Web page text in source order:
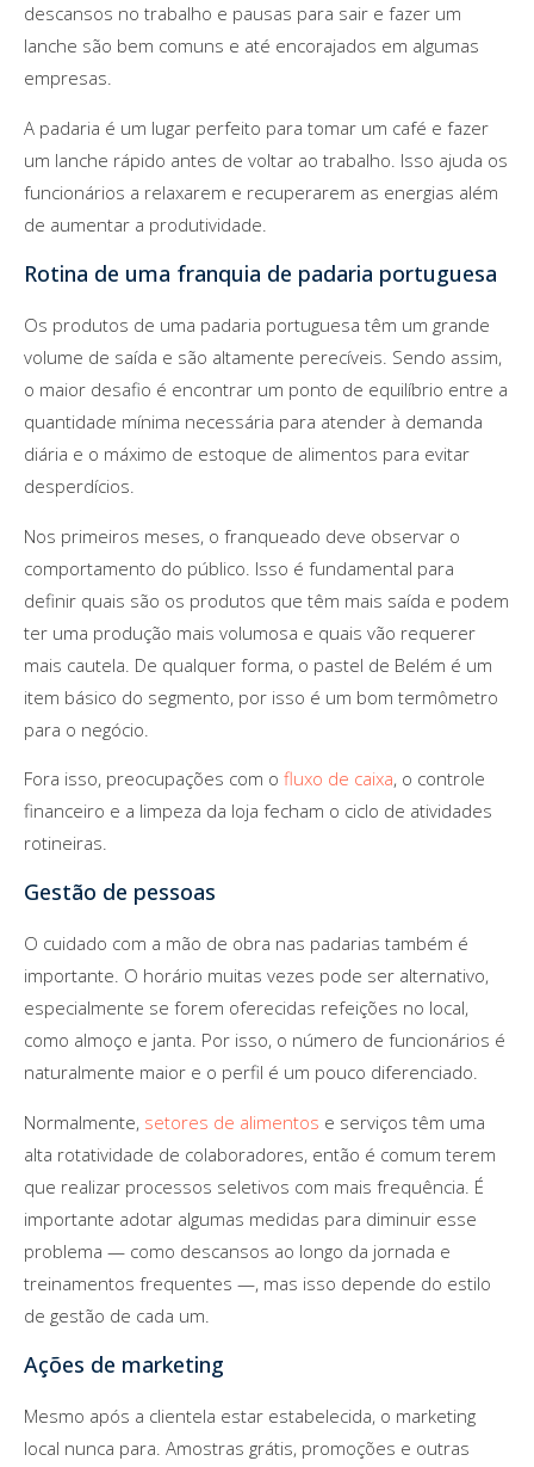
descansos no trabalho e pausas para sair e fazer um
lanche são bem comuns e até encorajados em algumas
empresas.
A padaria é um lugar perfeito para tomar um café e fazer
um lanche rápido antes de voltar ao trabalho. Isso ajuda os
funcionários a relaxarem e recuperarem as energias além
de aumentar a produtividade.
Rotina de uma franquia de padaria portuguesa
Os produtos de uma padaria portuguesa têm um grande
volume de saída e são altamente perecíveis. Sendo assim,
o maior desafio é encontrar um ponto de equilíbrio entre a
quantidade mínima necessária para atender à demanda
diária e o máximo de estoque de alimentos para evitar
desperdícios.
Nos primeiros meses, o franqueado deve observar o
comportamento do público. Isso é fundamental para
definir quais são os produtos que têm mais saída e podem
ter uma produção mais volumosa e quais vão requerer
mais cautela. De qualquer forma, o pastel de Belém é um
item básico do segmento, por isso é um bom termômetro
para o negócio.
Fora isso, preocupações com o fluxo de caixa, o controle
financeiro e a limpeza da loja fecham o ciclo de atividades
rotineiras.
Gestão de pessoas
O cuidado com a mão de obra nas padarias também é
importante. O horário muitas vezes pode ser alternativo,
especialmente se forem oferecidas refeições no local,
como almoço e janta. Por isso, o número de funcionários é
naturalmente maior e o perfil é um pouco diferenciado.
Normalmente, setores de alimentos e serviços têm uma
alta rotatividade de colaboradores, então é comum terem
que realizar processos seletivos com mais frequência. É
importante adotar algumas medidas para diminuir esse
problema — como descansos ao longo da jornada e
treinamentos frequentes —, mas isso depende do estilo
de gestão de cada um.
Ações de marketing
Mesmo após a clientela estar estabelecida, o marketing
local nunca para. Amostras grátis, promoções e outras